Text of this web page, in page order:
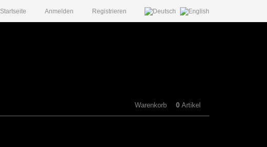
Registrieren
Anmelden
Startseite
Warenkorb 0 Artikel